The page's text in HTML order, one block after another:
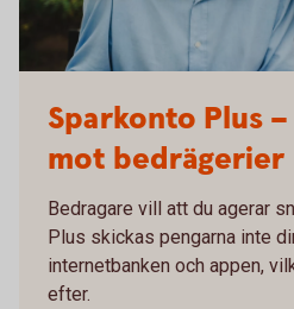
Sparkonto Plus
mot bedrägerier
Bedragare vill att du agerar
Plus skickas pengarna inte
internetbanken och appen,
efter.